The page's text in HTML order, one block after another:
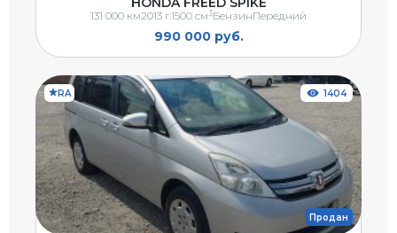
990 000 руб.
131 000 км2013 г.1500 см3БензинПередний
RA
Продан
1404